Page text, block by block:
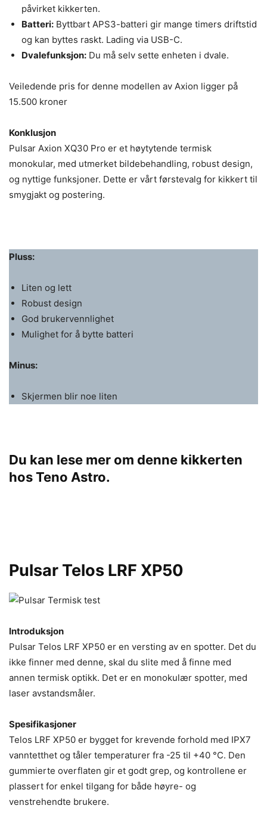
påvirket kikkerten.
Batteri: Byttbart APS3-batteri gir mange timers driftstid
og kan byttes raskt. Lading via USB-C.
Dvalefunksjon: Du må selv sette enheten i dvale.
Veiledende pris for denne modellen av Axion ligger på
15.500 kroner
Konklusjon
Pulsar Axion XQ30 Pro er et høytytende termisk
monokular, med utmerket bildebehandling, robust design,
og nyttige funksjoner. Dette er vårt førstevalg for kikkert til
smygjakt og postering.
Pluss:
Liten og lett
Robust design
God brukervennlighet
Mulighet for å bytte batteri
Minus:
Skjermen blir noe liten
Du kan lese mer om denne kikkerten
hos Teno Astro.
Pulsar Telos LRF XP50
Introduksjon
Pulsar Telos LRF XP50 er en versting av en spotter. Det du
ikke finner med denne, skal du slite med å finne med
annen termisk optikk. Det er en monokulær spotter, med
laser avstandsmåler.
Spesifikasjoner
Telos LRF XP50 er bygget for krevende forhold med IPX7
vanntetthet og tåler temperaturer fra -25 til +40 °C. Den
gummierte overflaten gir et godt grep, og kontrollene er
plassert for enkel tilgang for både høyre- og
venstrehendte brukere.